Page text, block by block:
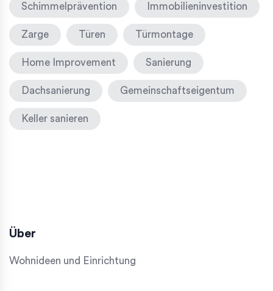
Schimmelprävention Immobilieninvestition
Zarge Türen Türmontage
Home Improvement Sanierung
Dachsanierung Gemeinschaftseigentum
Keller sanieren
Über
Wohnideen und Einrichtung